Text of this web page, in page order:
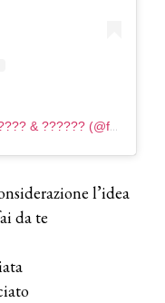
Un post condiviso da ???????? ℕ???? & ?????? (@fp_nailsbeauty)
l’idea
da te